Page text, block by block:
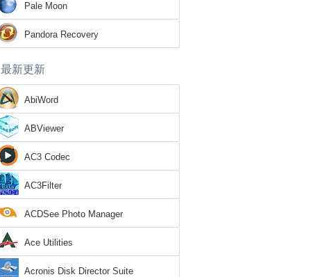
Pale Moon
Pandora Recovery
最新更新
AbiWord
ABViewer
AC3 Codec
AC3Filter
ACDSee Photo Manager
Ace Utilities
Acronis Disk Director Suite